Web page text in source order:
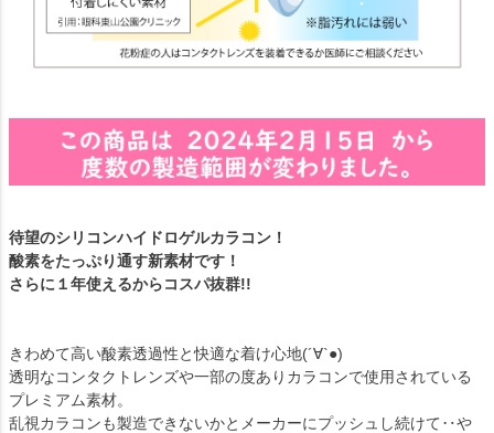
待望のシリコンハイドロゲルカラコン！
酸素をたっぷり通す新素材です！
さらに１年使えるからコスパ抜群!!
きわめて高い酸素透過性と快適な着け心地(´∀`●)
透明なコンタクトレンズや一部の度ありカラコンで使用されている
プレミアム素材。
乱視カラコンも製造できないかとメーカーにプッシュし続けて‥や